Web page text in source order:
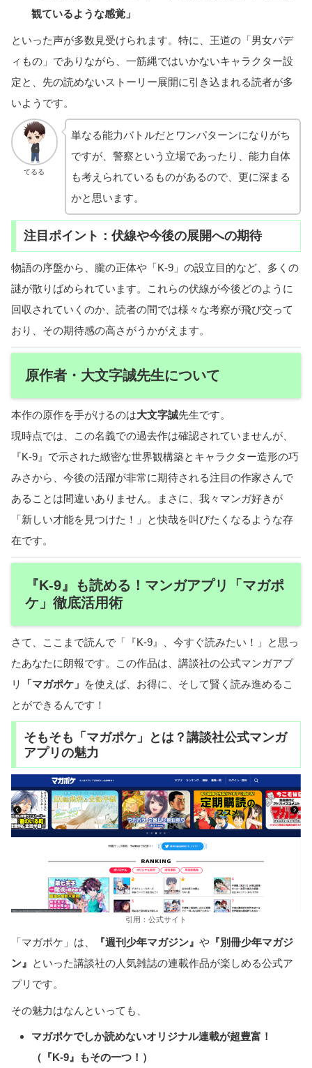
観ているような感覚」
といった声が多数見受けられます。特に、王道の「男女バデ
ィもの」でありながら、一筋縄ではいかないキャラクター設
定と、先の読めないストーリー展開に引き込まれる読者が多
いようです。
てるる
単なる能力バトルだとワンパターンになりがち
ですが、警察という立場であったり、能力自体
も考えられているものがあるので、更に深まる
かと思います。
注目ポイント：伏線や今後の展開への期待
物語の序盤から、朧の正体や「K-9」の設立目的など、多くの
謎が散りばめられています。これらの伏線が今後どのように
回収されていくのか、読者の間では様々な考察が飛び交って
おり、その期待感の高さがうかがえます。
原作者・大文字誠先生について
本作の原作を手がけるのは大文字誠先生です。
現時点では、この名義での過去作は確認されていませんが、
『K-9』で示された緻密な世界観構築とキャラクター造形の巧
みさから、今後の活躍が非常に期待される注目の作家さんで
あることは間違いありません。まさに、我々マンガ好きが
「新しい才能を見つけた！」と快哉を叫びたくなるような存
在です。
『K-9』も読める！マンガアプリ「マガポ
ケ」徹底活用術
さて、ここまで読んで「『K-9』、今すぐ読みたい！」と思っ
たあなたに朗報です。この作品は、講談社の公式マンガアプ
リ
「マガポケ」 を使えば、お得に、そして賢く読み進めるこ
とができるんです！
そもそも「マガポケ」とは？講談社公式マンガ
アプリの魅力
引用：公式サイト
「マガポケ」は、 『週刊少年マガジン』 や 『別冊少年マガジ
ン』 といった講談社の人気雑誌の連載作品が楽しめる公式ア
プリです。
その魅力はなんといっても、
マガポケでしか読めないオリジナル連載が超豊富！
（『K-9』もその一つ！）